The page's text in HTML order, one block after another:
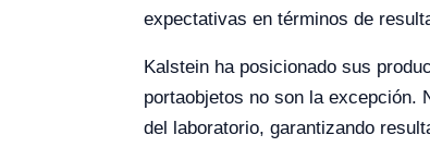
expectativas en términos de
Kalstein ha posicionado sus
portaobjetos no son la excepción.
del laboratorio, garantizando